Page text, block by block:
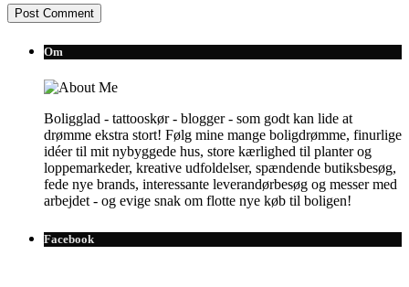
Om
Boligglad - tattooskør - blogger - som godt kan lide at
drømme ekstra stort! Følg mine mange boligdrømme, finurlige
idéer til mit nybyggede hus, store kærlighed til planter og
loppemarkeder, kreative udfoldelser, spændende butiksbesøg,
fede nye brands, interessante leverandørbesøg og messer med
arbejdet - og evige snak om flotte nye køb til boligen!
Facebook